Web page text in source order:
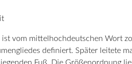
ist vom mittelhochdeutschen Wort
definiert. Später leitete
Fuß. Die Größenordnung